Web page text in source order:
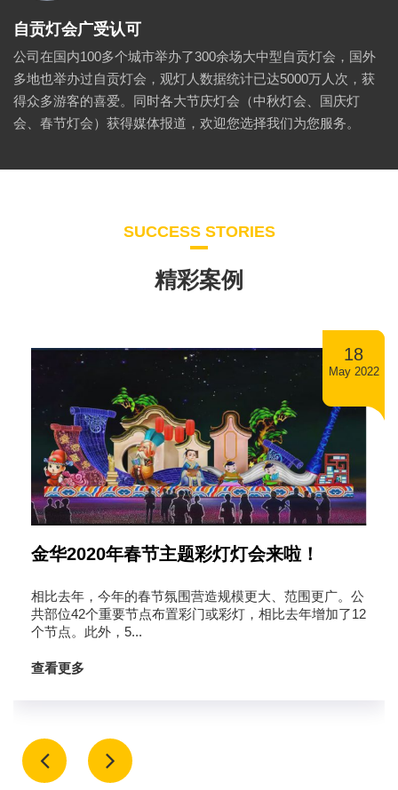
自贡灯会广受认可
公司在国内100多个城市举办了300余场大中型自贡灯会，国外
多地也举办过自贡灯会，观灯人数据统计已达5000万人次，获
得众多游客的喜爱。同时各大节庆灯会（中秋灯会、国庆灯
会、春节灯会）获得媒体报道，欢迎您选择我们为您服务。
SUCCESS STORIES
精彩案例
18
May 2022
金华2020年春节主题彩灯灯会来啦！
相比去年，今年的春节氛围营造规模更大、范围更广。公
共部位42个重要节点布置彩门或彩灯，相比去年增加了12
个节点。此外，5...
查看更多